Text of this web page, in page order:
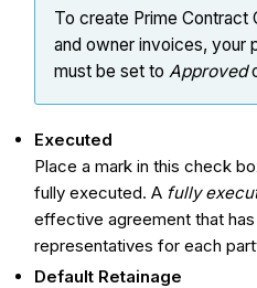
To create Prime Contract
and owner invoices, your
must be set toApproved
Executed
Place a mark in this check
fully executed. A fully
effective agreement that
representatives for each
Default Retainage